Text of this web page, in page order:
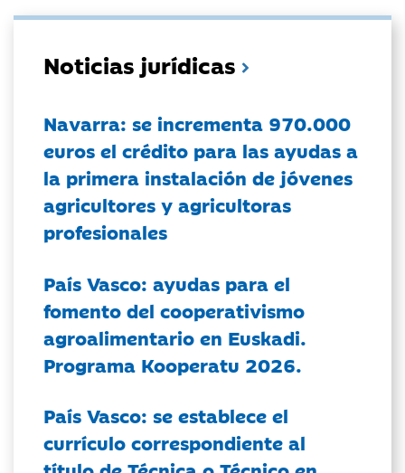
Noticias jurídicas
Navarra: se incrementa 970.000
euros el crédito para las ayudas a
la primera instalación de jóvenes
agricultores y agricultoras
profesionales
País Vasco: ayudas para el
fomento del cooperativismo
agroalimentario en Euskadi.
Programa Kooperatu 2026.
País Vasco: se establece el
currículo correspondiente al